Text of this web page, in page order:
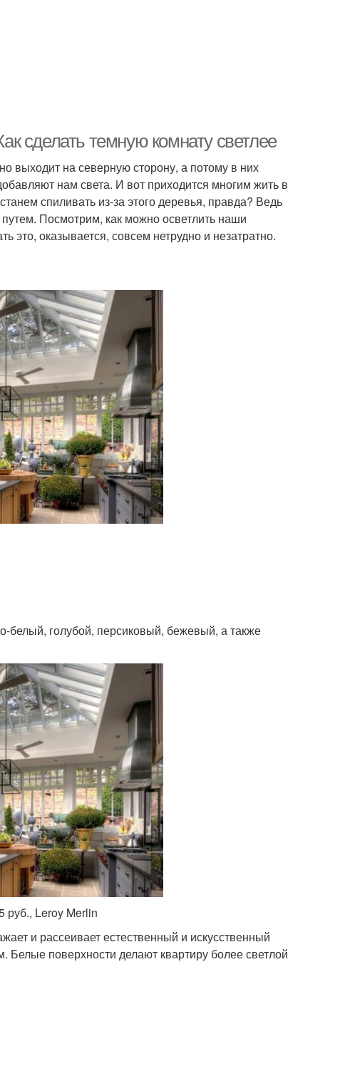
сделать темную комнату светлее
выходит на северную сторону, а потому в них
нам света. И вот приходится многим жить в
спиливать из-за этого деревья, правда? Ведь
Посмотрим, как можно осветлить наши
оказывается, совсем нетрудно и незатратно.
белый, голубой, персиковый, бежевый, а также
Leroy Merlin
и рассеивает естественный и искусственный
Белые поверхности делают квартиру более светлой